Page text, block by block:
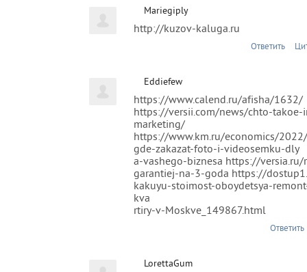
Mariegiply
http://kuzov-kaluga.ru
Ответить
Eddiefew
https://www.calend.ru/afisha/1632/
https://versii.com/news/chto-
marketing/
https://www.km.ru/economics/
gde-zakazat-foto-i-videosemku-dly
a-vashego-biznesa https://
garantiej-na-3-goda https://
kakuyu-stoimost-oboydetsya-
kva
rtiry-v-Moskve_149867.html
Ответить
LorettaGum